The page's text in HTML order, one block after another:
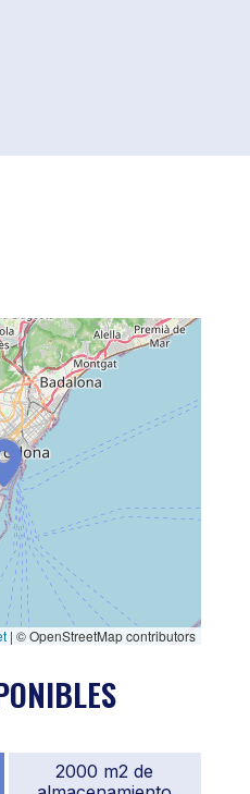
| © OpenStreetMap contributors
2000 m2 de